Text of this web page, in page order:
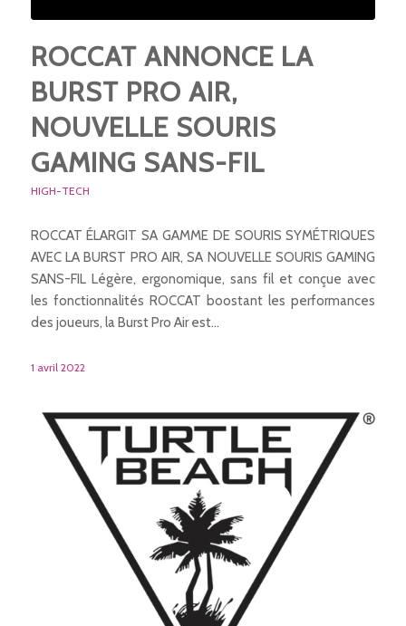
ROCCAT ANNONCE LA
BURST PRO AIR,
NOUVELLE SOURIS
GAMING SANS-FIL
HIGH-TECH
ROCCAT ÉLARGIT SA GAMME DE SOURIS SYMÉTRIQUES
AVEC LA BURST PRO AIR, SA NOUVELLE SOURIS GAMING
SANS-FIL Légère, ergonomique, sans fil et conçue avec
les fonctionnalités ROCCAT boostant les performances
des joueurs, la Burst Pro Air est…
1 avril 2022